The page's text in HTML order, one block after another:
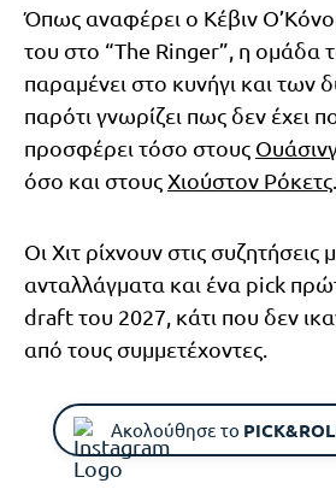
Όπως αναφέρει ο Κέβιν
του στο “The Ringer”, η ομάδα
παραμένει στο κυνήγι και των
παρότι γνωρίζει πως δεν έχει
προσφέρει τόσο στους
όσο και στουςΧιούστον Ρόκετς
Οι Χιτ ρίχνουν στις συζητήσεις
ανταλλάγματα και ένα pick
draft του 2027, κάτι που δεν
από τους συμμετέχοντες.
Ακολούθησε το